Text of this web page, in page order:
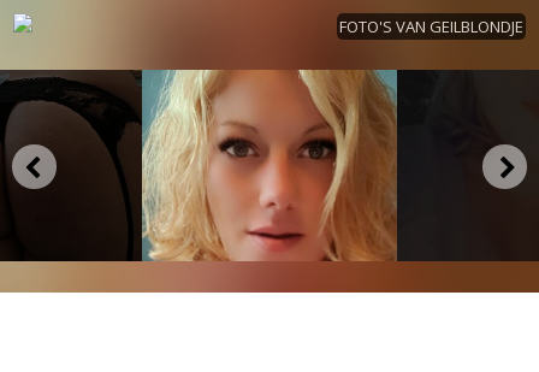
FOTO'S VAN GEILBLONDJE